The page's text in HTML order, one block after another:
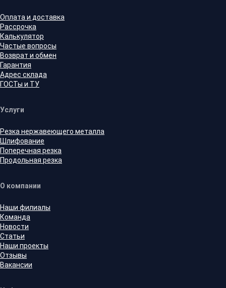
Оплата и доставка
Рассрочка
Калькулятор
Частые вопросы
Возврат и обмен
Гарантия
Адрес склада
ГОСТы и ТУ
Услуги
Резка нержавеющего металла
Шлифование
Поперечная резка
Продольная резка
О компании
Наши филиалы
Команда
Новости
Статьи
Наши проекты
Отзывы
Вакансии